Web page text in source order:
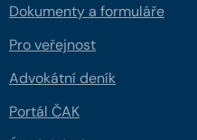
Dokumenty a formuláře
Pro veřejnost
Advokátní deník
Portál ČAK